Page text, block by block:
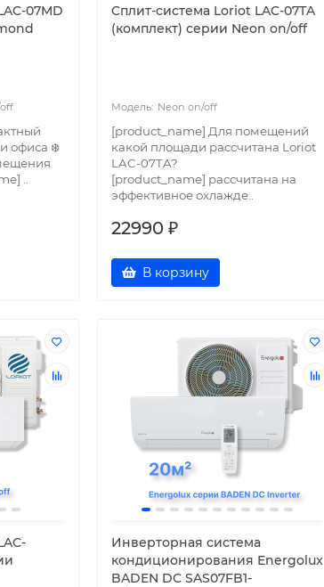
07MD
офиса ❄️
..
Cплит-система Loriot LAC-07TA
(комплект) серии Neon on/off
Neon on/off
[product_name] Для помещений
какой площади рассчитана Loriot
LAC-07TA?
[product_name] рассчитана на
эффективное охлажде..
22990 ₽
В корзину
Инверторная система
кондиционирования Energolux
BADEN DC SAS07FB1-